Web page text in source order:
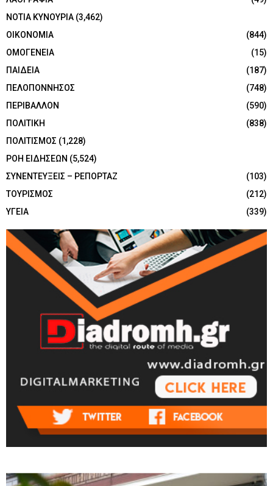
ΝΟΤΙΑ ΚΥΝΟΥΡΙΑ (3,462)
ΟΙΚΟΝΟΜΙΑ
(844)
ΟΜΟΓΕΝΕΙΑ
(15)
ΠΑΙΔΕΙΑ
(187)
ΠΕΛΟΠΟΝΝΗΣΟΣ
(748)
ΠΕΡΙΒΑΛΛΟΝ
(590)
ΠΟΛΙΤΙΚΗ
(838)
ΠΟΛΙΤΙΣΜΟΣ (1,228)
ΡΟΗ ΕΙΔΗΣΕΩΝ (5,524)
ΣΥΝΕΝΤΕΥΞΕΙΣ – ΡΕΠΟΡΤΑΖ
(103)
ΤΟΥΡΙΣΜΟΣ
(212)
ΥΓΕΙΑ
(339)